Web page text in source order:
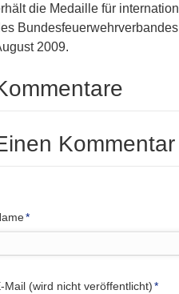
die Medaille für
2009.
*
Mail (wird nicht veröffentlicht)*